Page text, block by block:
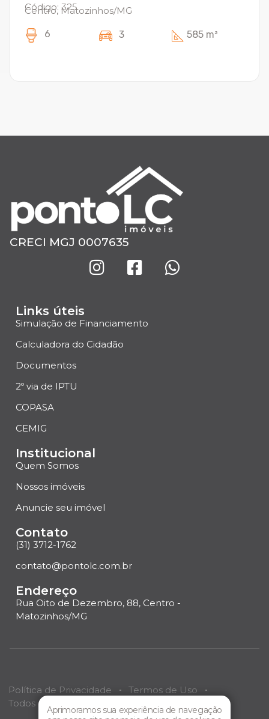
Código: 325
Centro, Matozinhos/MG
6 3 585 m²
CRECI MGJ 0007635
Links úteis
Simulação de Financiamento
Calculadora do Cidadão
Documentos
2º via de IPTU
COPASA
CEMIG
Institucional
Quem Somos
Nossos imóveis
Anuncie seu imóvel
Contato
(31) 3712-1762
contato@pontolc.com.br
Endereço
Rua Oito de Dezembro, 88, Centro -
Matozinhos/MG
Política de Privacidade
Termos de Uso
Todos os direitos reservados
Aprimoramos sua experiência de navegação